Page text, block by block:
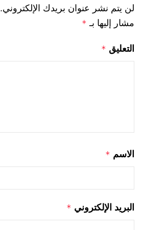
لن يتم نشر عنوان بريدك الإلكتروني.
مشار إليها بـ *
التعليق *
الاسم *
البريد الإلكتروني *